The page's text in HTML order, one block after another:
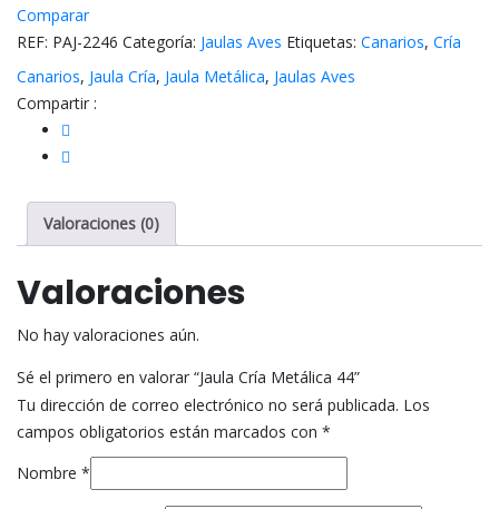
cantidad
Comparar
REF: PAJ-2246 Categoría: Jaulas Aves Etiquetas: Canarios, Cría
Canarios, Jaula Cría, Jaula Metálica, Jaulas Aves
Compartir :
Valoraciones (0)
Valoraciones
No hay valoraciones aún.
Sé el primero en valorar “Jaula Cría Metálica 44”
Tu dirección de correo electrónico no será publicada. Los
campos obligatorios están marcados con *
Nombre *